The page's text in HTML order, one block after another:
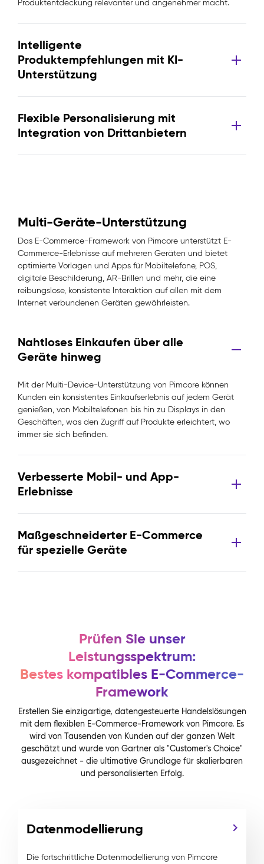
Produktentdeckung relevanter und angenehmer macht.
Intelligente
Produktempfehlungen mit KI-
Unterstützung
Flexible Personalisierung mit
Integration von Drittanbietern
Multi-Geräte-Unterstützung
Das E-Commerce-Framework von Pimcore unterstützt E-
Commerce-Erlebnisse auf mehreren Geräten und bietet
optimierte Vorlagen und Apps für Mobiltelefone, POS,
digitale Beschilderung, AR-Brillen und mehr, die eine
reibungslose, konsistente Interaktion auf allen mit dem
Internet verbundenen Geräten gewährleisten.
Nahtloses Einkaufen über alle
Geräte hinweg
Mit der Multi-Device-Unterstützung von Pimcore können
Kunden ein konsistentes Einkaufserlebnis auf jedem Gerät
genießen, von Mobiltelefonen bis hin zu Displays in den
Geschäften, was den Zugriff auf Produkte erleichtert, wo
immer sie sich befinden.
Verbesserte Mobil- und App-
Erlebnisse
Maßgeschneiderter E-Commerce
für spezielle Geräte
Prüfen Sie unser
Leistungsspektrum:
Bestes kompatibles E-Commerce-
Framework
Erstellen Sie einzigartige, datengesteuerte Handelslösungen
mit dem flexiblen E-Commerce-Framework von Pimcore. Es
wird von Tausenden von Kunden auf der ganzen Welt
geschätzt und wurde von Gartner als "Customer's Choice"
ausgezeichnet - die ultimative Grundlage für skalierbaren
und personalisierten Erfolg.
Datenmodellierung
Die fortschrittliche Datenmodellierung von Pimcore